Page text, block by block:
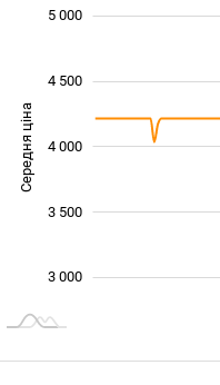
Середня ціна 3 400
3 000
4 000
5 000
4 500
3 500